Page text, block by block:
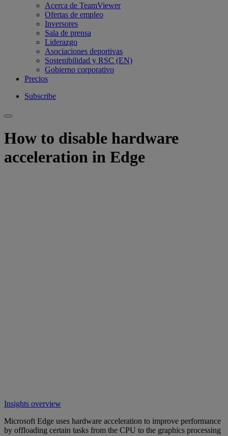
Acerca de TeamViewer
Ofertas de empleo
Inversores
Sala de prensa
Liderazgo
Asociaciones deportivas
Sostenibilidad y RSC (EN)
Gobierno corporativo
Precios
Subscribe
How to disable hardware
acceleration in Edge
Insights overview
Microsoft Edge uses hardware acceleration to improve performance
by offloading certain tasks from the CPU to the graphics processing